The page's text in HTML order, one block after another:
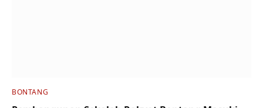
BONTANG